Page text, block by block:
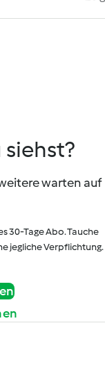
warten auf
30-Tage Abo. Tauche
jegliche Verpflichtung.